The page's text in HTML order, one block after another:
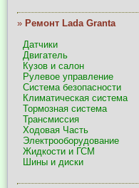
» Ремонт Lada Granta
Датчики
Двигатель
Кузов и салон
Рулевое управление
Система безопасности
Климатическая система
Тормозная система
Трансмиссия
Ходовая Часть
Электрооборудование
Жидкости и ГСМ
Шины и диски